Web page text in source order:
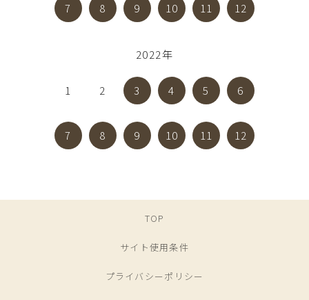
7 8 9 10 11 12
2022年
1 2 3 4 5 6
7 8 9 10 11 12
TOP
サイト使用条件
プライバシーポリシー